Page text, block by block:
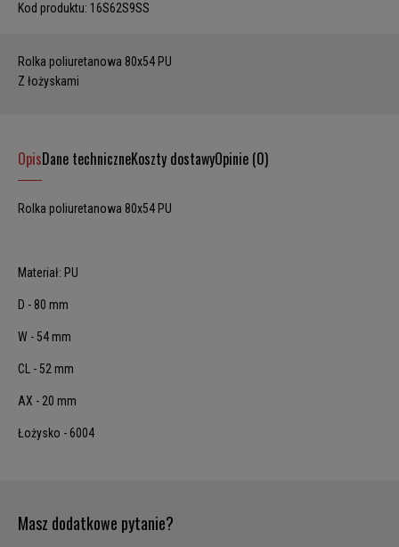
Kod produktu: 16S62S9SS
Rolka poliuretanowa 80x54 PU
Z łożyskami
OpisDane techniczneKoszty dostawyOpinie (0)
Rolka poliuretanowa 80x54 PU
Materiał: PU
D - 80 mm
W - 54 mm
CL - 52 mm
AX - 20 mm
Łożysko - 6004
Masz dodatkowe pytanie?